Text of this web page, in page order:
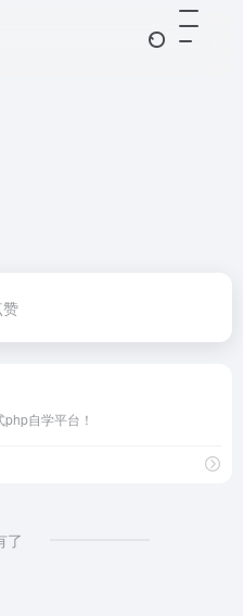
赞
自学平台！
了